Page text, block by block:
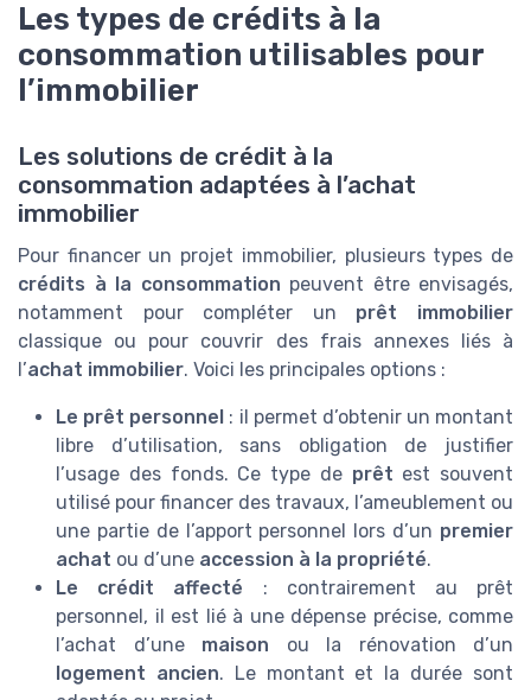
Les types de crédits à la
consommation utilisables pour
l’immobilier
Les solutions de crédit à la
consommation adaptées à l’achat
immobilier
Pour financer un projet immobilier, plusieurs types de
crédits à la consommation peuvent être envisagés,
notamment pour compléter un prêt immobilier
classique ou pour couvrir des frais annexes liés à
l’achat immobilier. Voici les principales options :
Le prêt personnel : il permet d’obtenir un montant
libre d’utilisation, sans obligation de justifier
l’usage des fonds. Ce type de prêt est souvent
utilisé pour financer des travaux, l’ameublement ou
une partie de l’apport personnel lors d’un premier
achat ou d’une accession à la propriété.
Le crédit affecté : contrairement au prêt
personnel, il est lié à une dépense précise, comme
l’achat d’une maison ou la rénovation d’un
logement ancien. Le montant et la durée sont